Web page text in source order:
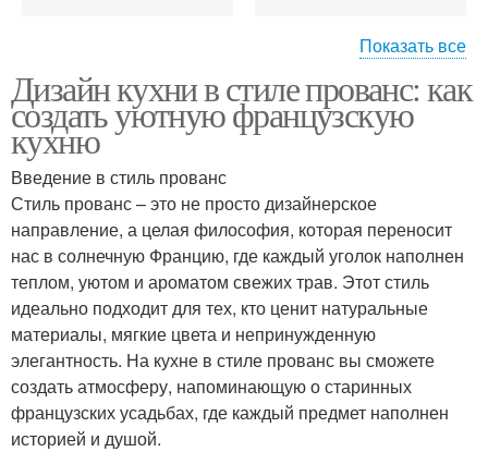
Декоративные
элементы
Элементы в кухне
Кухни в прованском
стиле
Кухни с элементами
Декор в стиле
Показать все
Дизайн кухни в стиле прованс: как
создать уютную французскую
кухню
Введение в стиль прованс
Стиль прованс – это не просто дизайнерское
направление, а целая философия, которая переносит
нас в солнечную Францию, где каждый уголок наполнен
теплом, уютом и ароматом свежих трав. Этот стиль
идеально подходит для тех, кто ценит натуральные
материалы, мягкие цвета и непринужденную
элегантность. На кухне в стиле прованс вы сможете
создать атмосферу, напоминающую о старинных
французских усадьбах, где каждый предмет наполнен
историей и душой.